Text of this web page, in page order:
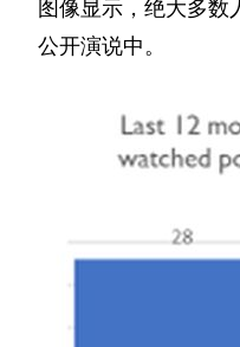
图像显示，绝大多数
公开演说中。